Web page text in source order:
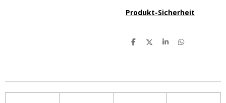
Produkt-Sicherheit
T
n
T
n
T
n
T
n